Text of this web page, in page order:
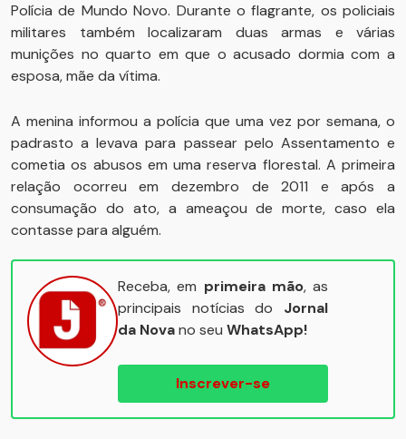
Polícia de Mundo Novo. Durante o flagrante, os policiais
militares também localizaram duas armas e várias
munições no quarto em que o acusado dormia com a
esposa, mãe da vítima.
A menina informou a polícia que uma vez por semana, o
padrasto a levava para passear pelo Assentamento e
cometia os abusos em uma reserva florestal. A primeira
relação ocorreu em dezembro de 2011 e após a
consumação do ato, a ameaçou de morte, caso ela
contasse para alguém.
Receba, em primeira mão, as
principais notícias do Jornal
da Novano seu WhatsApp!
Inscrever-se